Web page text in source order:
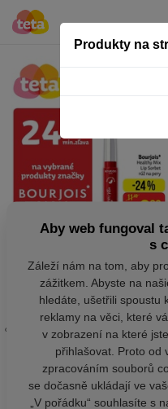
Produkty na
Aby web fungoval
s
Záleží nám na tom, aby
zážitkem. Abyste na
hledáte, ušetřili spoustu
reklamy na věci, které
v zobrazení na které
přihlašovat. Proto od
zpracováním souborů
se dočasně ukládají ve
„V pořádku“ souhlasíte s